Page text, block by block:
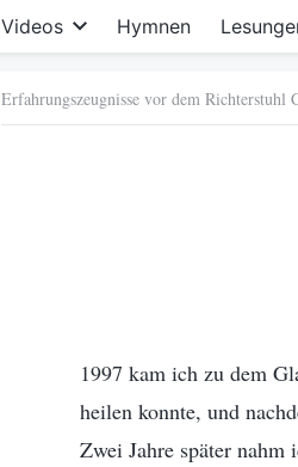
Videos Hymnen
Erfahrungszeugnisse vor dem Richterstuhl
1997 kam ich zu dem
heilen konnte, und
Zwei Jahre später nahm